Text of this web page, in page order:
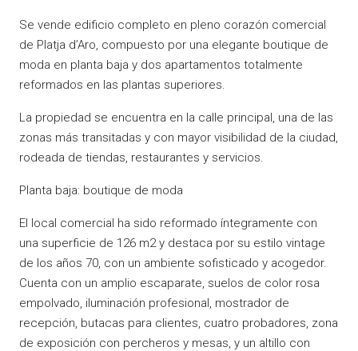
Se vende edificio completo en pleno corazón comercial
de Platja d’Aro, compuesto por una elegante boutique de
moda en planta baja y dos apartamentos totalmente
reformados en las plantas superiores.
La propiedad se encuentra en la calle principal, una de las
zonas más transitadas y con mayor visibilidad de la ciudad,
rodeada de tiendas, restaurantes y servicios.
Planta baja: boutique de moda
El local comercial ha sido reformado íntegramente con
una superficie de 126 m2 y destaca por su estilo vintage
de los años 70, con un ambiente sofisticado y acogedor.
Cuenta con un amplio escaparate, suelos de color rosa
empolvado, iluminación profesional, mostrador de
recepción, butacas para clientes, cuatro probadores, zona
de exposición con percheros y mesas, y un altillo con